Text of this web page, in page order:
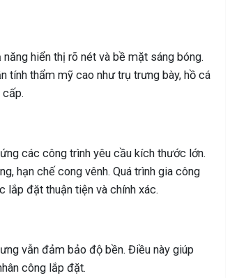
hiển thị rõ nét và bề mặt sáng bóng.
tính thẩm mỹ cao như trụ trưng bày, hồ cá
các công trình yêu cầu kích thước lớn.
hạn chế cong vênh. Quá trình gia công
lắp đặt thuận tiện và chính xác.
vẫn đảm bảo độ bền. Điều này giúp
công lắp đặt.